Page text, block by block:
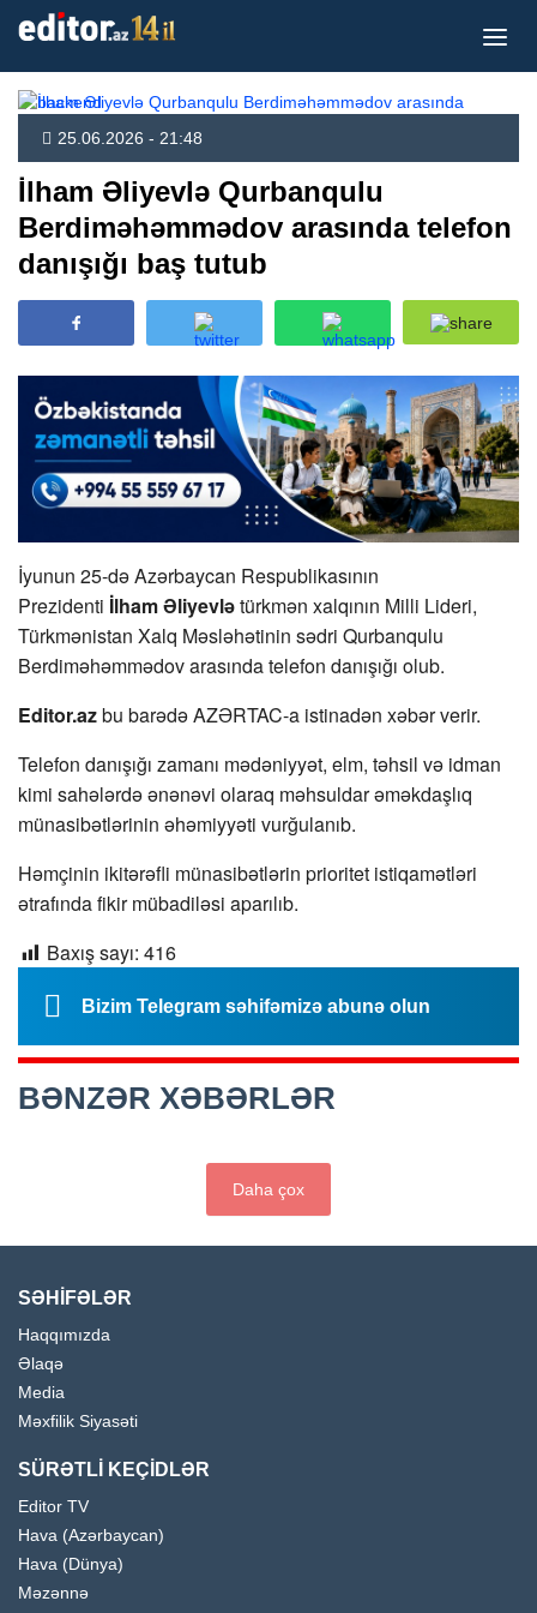
25.06.2026 - 21:48
İlham Əliyevlə Qurbanqulu
Berdiməhəmmədov arasında telefon
danışığı baş tutub
İyunun 25-də Azərbaycan Respublikasının
Prezidenti İlham Əliyevlətürkmən xalqının Milli Lideri,
Türkmənistan Xalq Məsləhətinin sədri Qurbanqulu
Berdiməhəmmədov arasında telefon danışığı olub.
Editor.azbu barədə AZƏRTAC-a istinadən xəbər verir.
Telefon danışığı zamanı mədəniyyət, elm, təhsil və idman
kimi sahələrdə ənənəvi olaraq məhsuldar əməkdaşlıq
münasibətlərinin əhəmiyyəti vurğulanıb.
Həmçinin ikitərəfli münasibətlərin prioritet istiqamətləri
ətrafında fikir mübadiləsi aparılıb.
Baxış sayı: 416
Bizim Telegram səhifəmizə abunə olun
BƏNZƏR XƏBƏRLƏR
Daha çox
SƏHİFƏLƏR
Haqqımızda
Əlaqə
Media
Məxfilik Siyasəti
SÜRƏTLİ KEÇİDLƏR
Editor TV
Hava (Azərbaycan)
Hava (Dünya)
Məzənnə